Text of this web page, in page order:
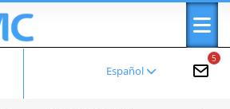
5
Español